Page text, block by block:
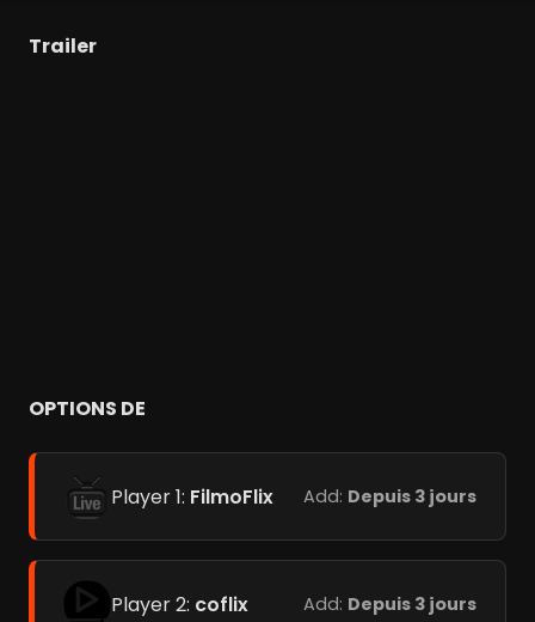
Trailer
OPTIONS DE
Player 1: FilmoFlix Add: Depuis 3 jours
Player 2: coflix Add: Depuis 3 jours